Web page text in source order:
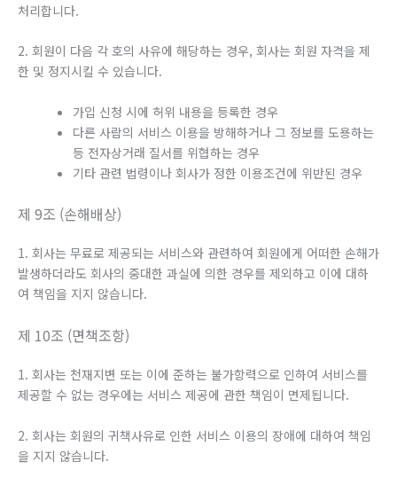
처리합니다.
2. 회원이 다음 각 호의 사유에 해당하는 경우, 회사는 회원 자격을 제
한 및 정지시킬 수 있습니다.
가입 신청 시에 허위 내용을 등록한 경우
다른 사람의 서비스 이용을 방해하거나 그 정보를 도용하는
등 전자상거래 질서를 위협하는 경우
기타 관련 법령이나 회사가 정한 이용조건에 위반된 경우
제 9조 (손해배상)
1. 회사는 무료로 제공되는 서비스와 관련하여 회원에게 어떠한 손해가
발생하더라도 회사의 중대한 과실에 의한 경우를 제외하고 이에 대하
여 책임을 지지 않습니다.
제 10조 (면책조항)
1. 회사는 천재지변 또는 이에 준하는 불가항력으로 인하여 서비스를
제공할 수 없는 경우에는 서비스 제공에 관한 책임이 면제됩니다.
2. 회사는 회원의 귀책사유로 인한 서비스 이용의 장애에 대하여 책임
을 지지 않습니다.